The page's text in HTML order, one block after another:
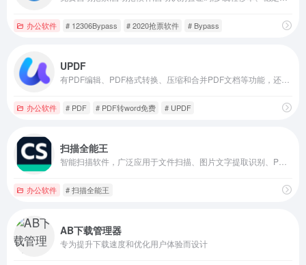
办公软件 # 12306Bypass # 2020抢票软件 # Bypass
UPDF
办公软件 # PDF # PDF转word免费 # UPDF
扫描全能王
办公软件 # 扫描全能王
AB下载管理器
专为提升下载速度和优化用户体验而设计